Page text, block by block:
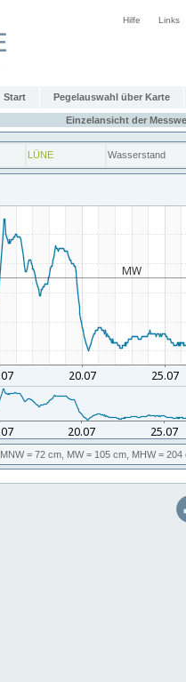
Hilfe Links
Start Pegelauswahl über Karte
Einzelansicht der
LÜNE Wasserstand
MNW= 72 cm, MW= 105 cm, MHW= 204